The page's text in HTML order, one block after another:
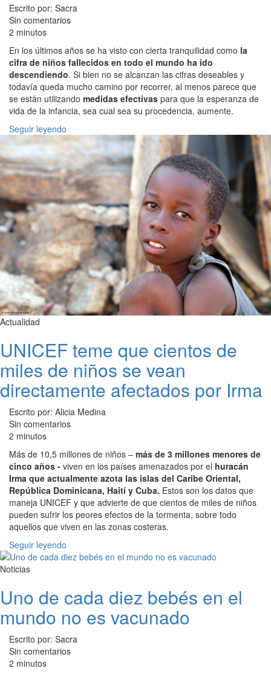
Escrito por: Sacra
Sin comentarios
2 minutos
En los últimos años se ha visto con cierta tranquilidad como la
cifra de niños fallecidos en todo el mundo ha ido
descendiendo. Si bien no se alcanzan las cifras deseables y
todavía queda mucho camino por recorrer, al menos parece que
se están utilizando medidas efectivas para que la esperanza de
vida de la infancia, sea cual sea su procedencia, aumente.
Seguir leyendo
Actualidad
UNICEF teme que cientos de
miles de niños se vean
directamente afectados por Irma
Escrito por: Alicia Medina
Sin comentarios
2 minutos
Más de 10,5 millones de niños – más de 3 millones menores de
cinco años - viven en los países amenazados por el huracán
Irma que actualmente azota las islas del Caribe Oriental,
República Dominicana, Haití y Cuba. Estos son los datos que
maneja UNICEF y que advierte de que cientos de miles de niños
pueden sufrir los peores efectos de la tormenta, sobre todo
aquellos que viven en las zonas costeras.
Seguir leyendo
Noticias
Uno de cada diez bebés en el
mundo no es vacunado
Escrito por: Sacra
Sin comentarios
2 minutos